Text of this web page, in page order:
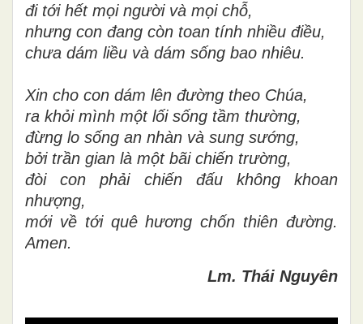
đi tới hết mọi người và mọi chỗ,
nhưng con đang còn toan tính nhiều điều,
chưa dám liều và dám sống bao nhiêu.
Xin cho con dám lên đường theo Chúa,
ra khỏi mình một lối sống tầm thường,
đừng lo sống an nhàn và sung sướng,
bởi trần gian là một bãi chiến trường,
đòi con phải chiến đấu không khoan
nhượng,
mới về tới quê hương chốn thiên đường.
Amen.
Lm. Thái Nguyên